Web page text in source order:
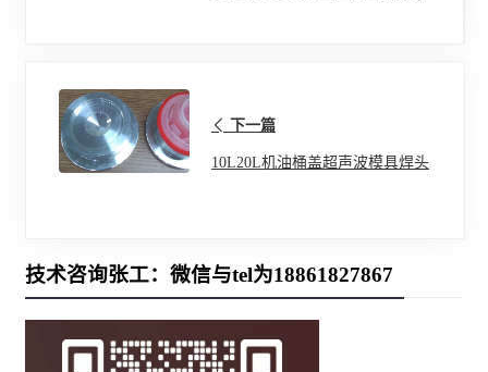
下一篇
10L20L机油桶盖超声波模具焊头
技术咨询张工：微信与tel为18861827867